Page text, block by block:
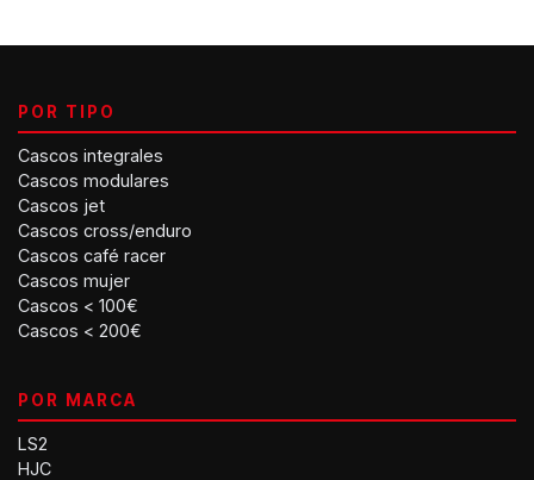
POR TIPO
Cascos integrales
Cascos modulares
Cascos jet
Cascos cross/enduro
Cascos café racer
Cascos mujer
Cascos < 100€
Cascos < 200€
POR MARCA
LS2
HJC